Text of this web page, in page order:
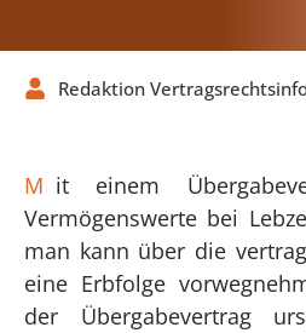
Redaktion
M it einem
Vermögenswerte bei
man kann über die
eine Erbfolge
der Übergabevertrag